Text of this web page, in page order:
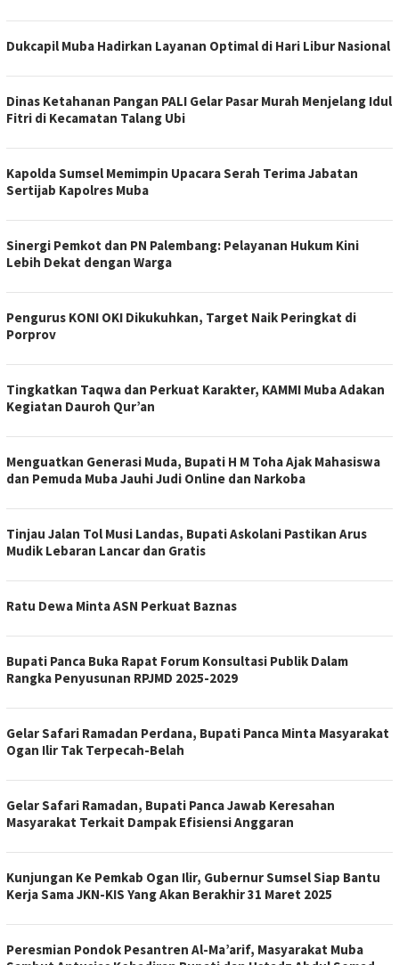
Dukcapil Muba Hadirkan Layanan Optimal di Hari Libur Nasional
Dinas Ketahanan Pangan PALI Gelar Pasar Murah Menjelang Idul
Fitri di Kecamatan Talang Ubi
Kapolda Sumsel Memimpin Upacara Serah Terima Jabatan
Sertijab Kapolres Muba
Sinergi Pemkot dan PN Palembang: Pelayanan Hukum Kini
Lebih Dekat dengan Warga
Pengurus KONI OKI Dikukuhkan, Target Naik Peringkat di
Porprov
Tingkatkan Taqwa dan Perkuat Karakter, KAMMI Muba Adakan
Kegiatan Dauroh Qur’an
Menguatkan Generasi Muda, Bupati H M Toha Ajak Mahasiswa
dan Pemuda Muba Jauhi Judi Online dan Narkoba
Tinjau Jalan Tol Musi Landas, Bupati Askolani Pastikan Arus
Mudik Lebaran Lancar dan Gratis
Ratu Dewa Minta ASN Perkuat Baznas
Bupati Panca Buka Rapat Forum Konsultasi Publik Dalam
Rangka Penyusunan RPJMD 2025-2029
Gelar Safari Ramadan Perdana, Bupati Panca Minta Masyarakat
Ogan Ilir Tak Terpecah-Belah
Gelar Safari Ramadan, Bupati Panca Jawab Keresahan
Masyarakat Terkait Dampak Efisiensi Anggaran
Kunjungan Ke Pemkab Ogan Ilir, Gubernur Sumsel Siap Bantu
Kerja Sama JKN-KIS Yang Akan Berakhir 31 Maret 2025
Peresmian Pondok Pesantren Al-Ma’arif, Masyarakat Muba